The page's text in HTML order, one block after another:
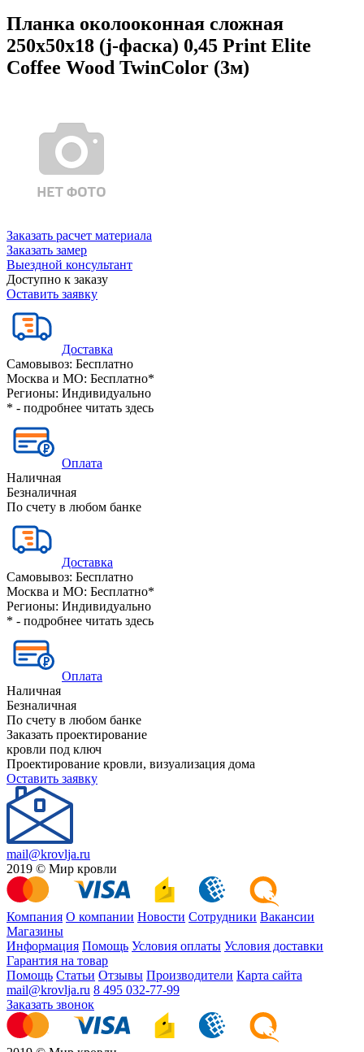
Планка околооконная сложная
250х50х18 (j-фаска) 0,45 Print Elite
Coffee Wood TwinColor (3м)
Заказать расчет материала
Заказать замер
Выездной консультант
Доступно к заказу
Оставить заявку
Доставка
Самовывоз: Бесплатно
Москва и МО: Бесплатно*
Регионы: Индивидуально
* - подробнее читать здесь
Оплата
Наличная
Безналичная
По счету в любом банке
Доставка
Самовывоз: Бесплатно
Москва и МО: Бесплатно*
Регионы: Индивидуально
* - подробнее читать здесь
Оплата
Наличная
Безналичная
По счету в любом банке
Заказать проектирование
кровли под ключ
Проектирование кровли, визуализация дома
Оставить заявку
mail@krovlja.ru
2019 © Мир кровли
Компания О компании Новости Сотрудники Вакансии
Магазины
Информация Помощь Условия оплаты Условия доставки
Гарантия на товар
Помощь Статьи Отзывы Производители Карта сайта
mail@krovlja.ru 8 495 032-77-99
Заказать звонок